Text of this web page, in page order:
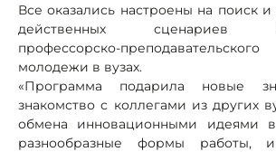
Все оказались настроены на поиск
действенных сценариев
профессорско-
молодежи в вузах.
«Программа подарила новые
знакомство с коллегами из других
обмена инновационными идеями
разнообразные формы работы,